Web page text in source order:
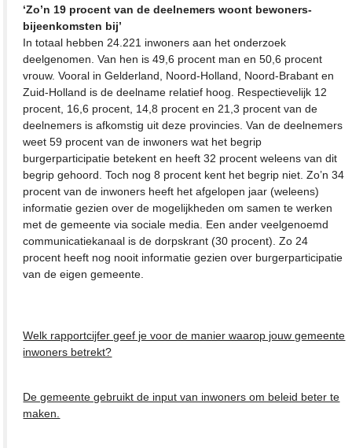
‘Zo’n 19 procent van de deelnemers woont bewoners-
bijeenkomsten bij’
In totaal hebben 24.221 inwoners aan het onderzoek
deelgenomen. Van hen is 49,6 procent man en 50,6 procent
vrouw. Vooral in Gelderland, Noord-Holland, Noord-Brabant en
Zuid-Holland is de deelname relatief hoog. Respectievelijk 12
procent, 16,6 procent, 14,8 procent en 21,3 procent van de
deelnemers is afkomstig uit deze provincies. Van de deelnemers
weet 59 procent van de inwoners wat het begrip
burgerparticipatie betekent en heeft 32 procent weleens van dit
begrip gehoord. Toch nog 8 procent kent het begrip niet. Zo’n 34
procent van de inwoners heeft het afgelopen jaar (weleens)
informatie gezien over de mogelijkheden om samen te werken
met de gemeente via sociale media. Een ander veelgenoemd
communicatiekanaal is de dorpskrant (30 procent). Zo 24
procent heeft nog nooit informatie gezien over burgerparticipatie
van de eigen gemeente.
Welk rapportcijfer geef je voor de manier waarop jouw gemeente
inwoners betrekt?
De gemeente gebruikt de input van inwoners om beleid beter te
maken.